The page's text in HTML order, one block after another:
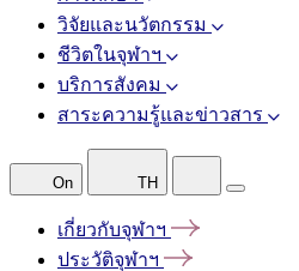
วิจัยและนวัตกรรม
ชีวิตในจุฬาฯ
บริการสังคม
สาระความรู้และข่าวสาร
On TH
เกี่ยวกับจุฬาฯ
ประวัติจุฬาฯ